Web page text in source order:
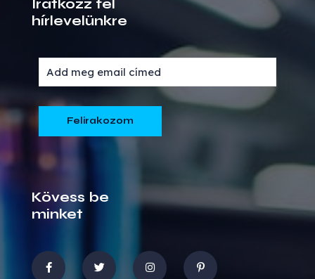
Iratkozz fel
hírlevelünkre
Kövess be
minket